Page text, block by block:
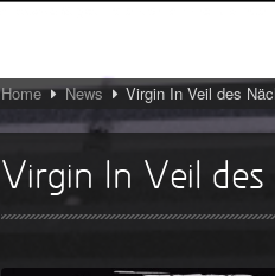
Home News Virgin In Veil des
Virgin In Veil des